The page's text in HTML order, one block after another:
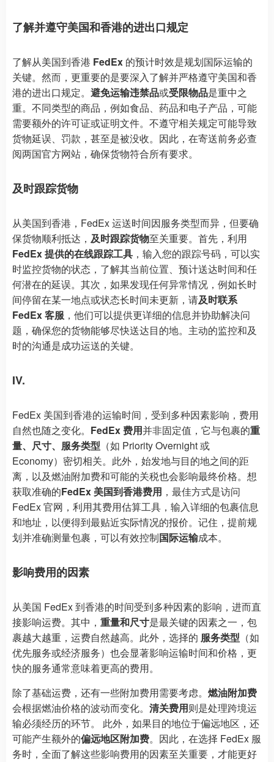
了解并遵守美国和香港的进出口规定
了解从美国到香港 FedEx 的预计时效是规划国际运输的
关键。然而，更重要的是要深入了解并严格遵守美国和香
港的进出口规定。 避免运输违禁品或受限物品是重中之
重。不同类型的商品，例如食品、药品和电子产品，可能
需要额外的许可证或证明文件。不遵守相关规定可能导致
货物延误、罚款，甚至是被没收。因此，在寄送前务必查
阅两国官方网站，确保货物符合所有要求。
及时跟踪货物
从美国到香港，FedEx 运送时间因服务类型而异，但要确
保货物顺利抵达， 及时跟踪货物至关重要。首先，利用
FedEx 提供的在线跟踪工具 ，输入您的跟踪号码，可以实
时监控货物的状态，了解其当前位置、预计送达时间和任
何潜在的延误。其次，如果发现任何异常情况，例如长时
间停留在某一地点或状态长时间未更新，请及时联系
FedEx 客服 ，他们可以提供更详细的信息并协助解决问
题，确保您的货物能够尽快送达目的地。主动的监控和及
时的沟通是成功运送的关键。
IV.
FedEx 美国到香港的运输时间，受到多种因素影响，费用
自然也随之变化。 FedEx 费用并非固定值，它与包裹的重
量、尺寸、服务类型 （如 Priority Overnight 或
Economy）密切相关。此外，始发地与目的地之间的距
离，以及燃油附加费和可能的关税也会影响最终价格。想
获取准确的FedEx 美国到香港费用 ，最佳方式是访问
FedEx 官网，利用其费用估算工具，输入详细的包裹信息
和地址，以便得到最贴近实际情况的报价。记住，提前规
划并准确测量包裹，可以有效控制国际运输成本。
影响费用的因素
从美国 FedEx 到香港的时间受到多种因素的影响，进而直
接影响运费。其中， 重量和尺寸是最关键的因素之一，包
裹越大越重，运费自然越高。此外，选择的 服务类型 （如
优先服务或经济服务）也会显著影响运输时间和价格，更
快的服务通常意味着更高的费用。
除了基础运费，还有一些附加费用需要考虑。 燃油附加费
会根据燃油价格的波动而变化。 清关费用则是处理跨境运
输必须经历的环节。 此外，如果目的地位于偏远地区，还
可能产生额外的偏远地区附加费。因此，在选择 FedEx 服
务时，全面了解这些影响费用的因素至关重要，才能更好